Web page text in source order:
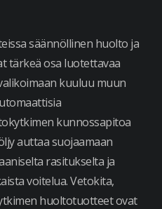
säännöllinen huolto ja
tärkeä osa luotettavaa
kuuluu muun
kunnossapitoa
auttaa suojaamaan
rasitukselta ja
voitelua. Vetokita,
huoltotuotteet ovat